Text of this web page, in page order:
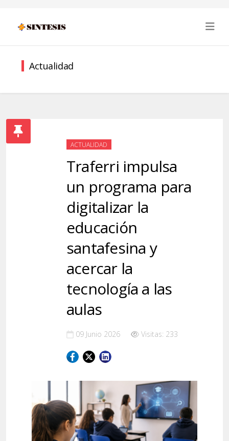
Actualidad
ACTUALIDAD
Traferri impulsa
un programa para
digitalizar la
educación
santafesina y
acercar la
tecnología a las
aulas
09 Junio 2026 Visitas: 233